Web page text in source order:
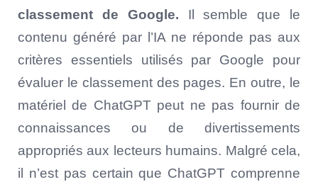
classement de Google. Il semble que le
contenu généré par l’IA ne réponde pas aux
critères essentiels utilisés par Google pour
évaluer le classement des pages. En outre, le
matériel de ChatGPT peut ne pas fournir de
connaissances ou de divertissements
appropriés aux lecteurs humains. Malgré cela,
il n’est pas certain que ChatGPT comprenne